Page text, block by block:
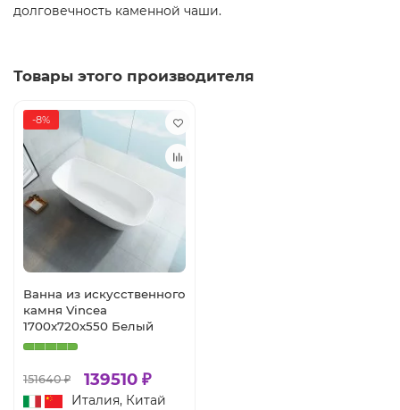
долговечность каменной чаши.
Товары этого производителя
-8%
Ванна из искусственного
камня Vincea
1700x720x550 Белый
151640 ₽ 139510 ₽
Италия, Китай